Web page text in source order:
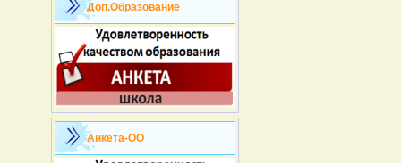
Доп.Образование
Анкета-ОО